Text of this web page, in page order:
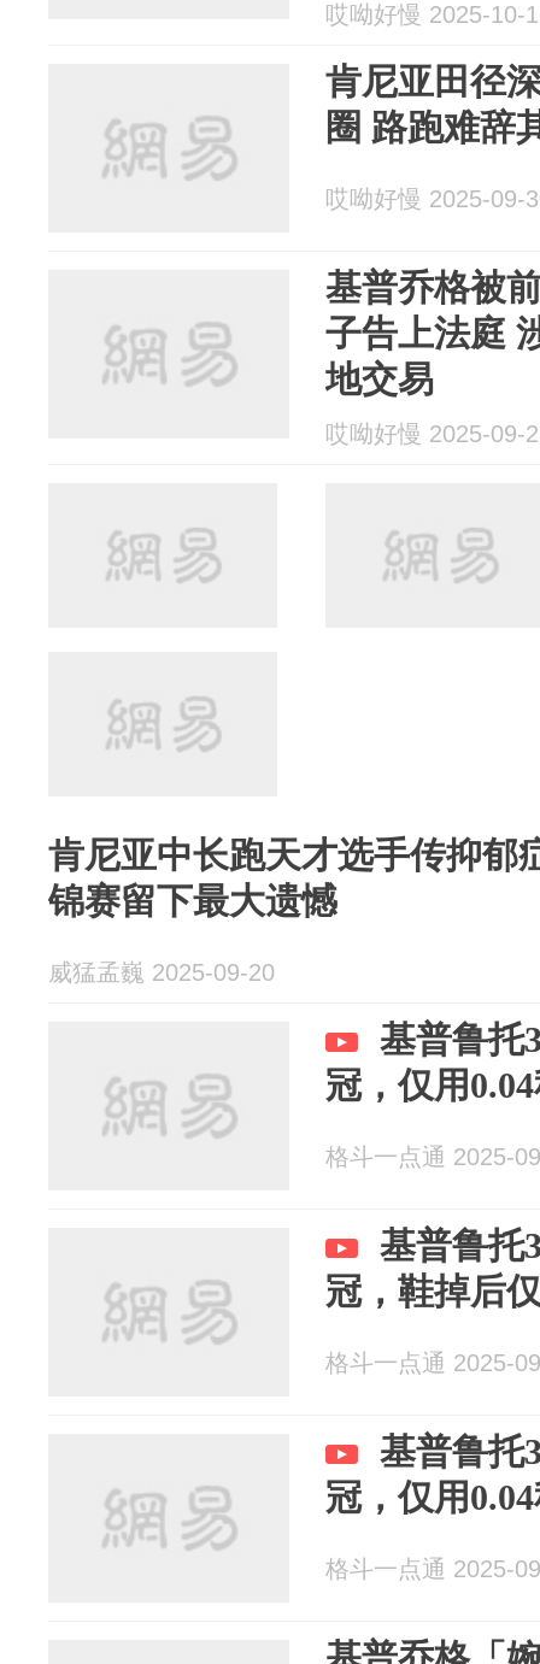
哎呦好慢 2025-10-
肯尼亚田径
圈 路跑难辞
哎呦好慢 2025-09-
基普乔格被
子告上法庭
地交易
哎呦好慢 2025-09-
肯尼亚中长跑天才选手传抑郁
锦赛留下最大遗憾
威猛孟巍 2025-09-20
基普鲁托
冠，仅用
格斗一点通 2025-
基普鲁托
冠，鞋掉后
格斗一点通 2025-
基普鲁托
冠，仅用
格斗一点通 2025-